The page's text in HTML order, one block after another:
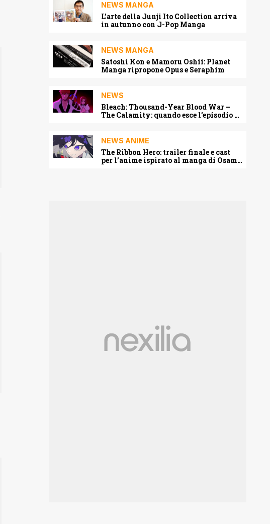
NEWS MANGA
L’arte della Junji Ito Collection arriva
in autunno con J-Pop Manga
NEWS MANGA
Satoshi Kon e Mamoru Oshii: Planet
Manga ripropone Opus e Seraphim
NEWS
Bleach: Thousand-Year Blood War –
The Calamity: quando esce l’episodio 3
NEWS ANIME
The Ribbon Hero: trailer finale e cast
per l’anime ispirato al manga di Osamu